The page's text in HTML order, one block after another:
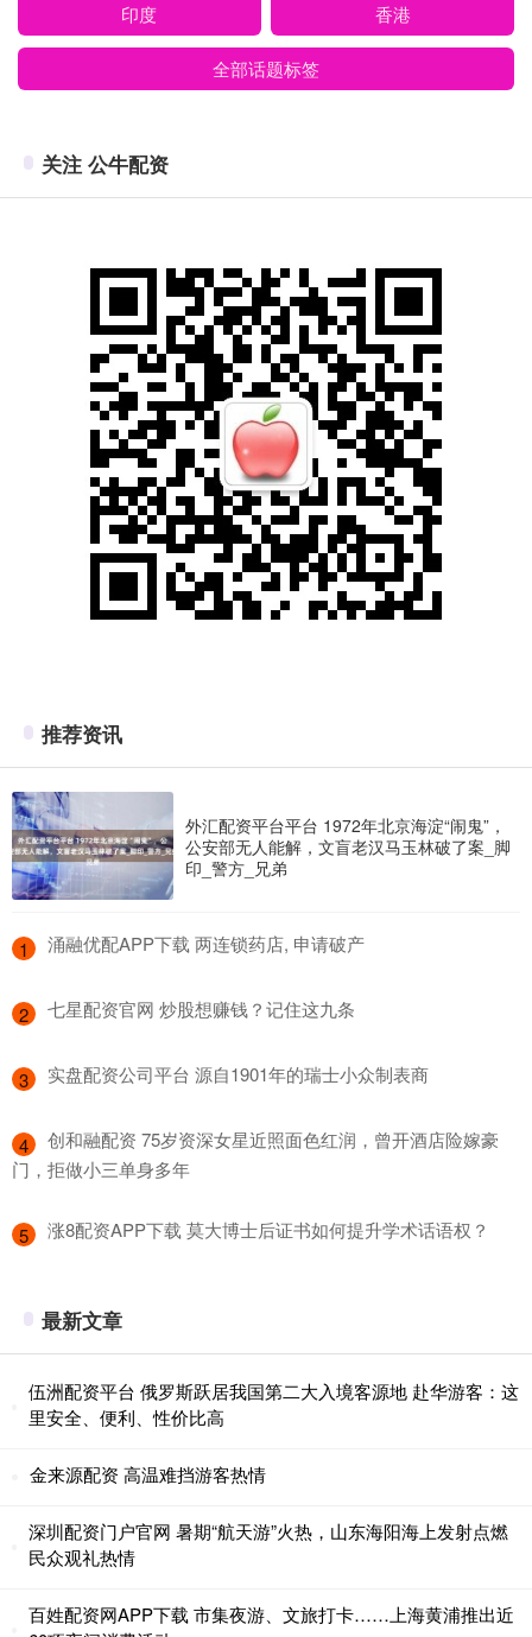
印度 香港
全部话题标签
关注 公牛配资
推荐资讯
外汇配资平台平台 1972年北京海淀“闹鬼”，
公安部无人能解，文盲老汉马玉林破了案_脚
印_警方_兄弟
1 ​涌融优配APP下载 两连锁药店, 申请破产
2 ​七星配资官网 炒股想赚钱？记住这九条
3 ​实盘配资公司平台 源自1901年的瑞士小众制表商
4
​创和融配资 75岁资深女星近照面色红润，曾开酒店险嫁豪
门，拒做小三单身多年
5 ​涨8配资APP下载 莫大博士后证书如何提升学术话语权？
最新文章
伍洲配资平台 俄罗斯跃居我国第二大入境客源地 赴华游客：这
里安全、便利、性价比高
金来源配资 高温难挡游客热情
深圳配资门户官网 暑期“航天游”火热，山东海阳海上发射点燃
民众观礼热情
百姓配资网APP下载 市集夜游、文旅打卡……上海黄浦推出近